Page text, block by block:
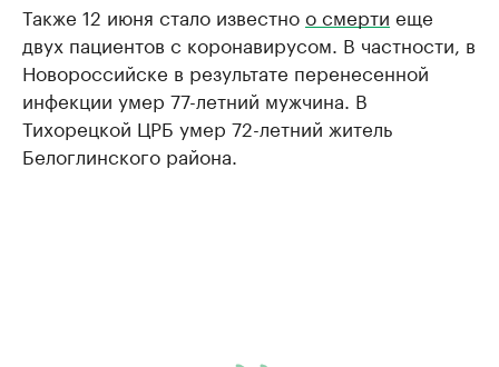
Также 12 июня стало известноо смерти еще
двух пациентов с коронавирусом. В частности, в
Новороссийске в результате перенесенной
инфекции умер 77-летний мужчина. В
Тихорецкой ЦРБ умер 72-летний житель
Белоглинского района.